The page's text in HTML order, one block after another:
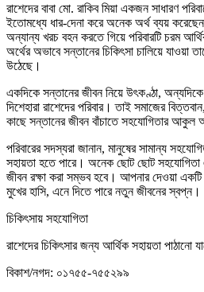
রাশেদের বাবা মো. রাকিব মিয়া একজন সাধারণ
ইতোমধ্যে ধার-দেনা করে অনেক অর্থ ব্যয়
অন্যান্য খরচ বহন করতে গিয়ে পরিবারটি চরম
অর্থের অভাবে সন্তানের চিকিৎসা চালিয়ে যাওয়া
উঠেছে।
একদিকে সন্তানের জীবন নিয়ে উৎকণ্ঠা,
দিশেহারা রাশেদের পরিবার। তাই সমাজের
কাছে সন্তানের জীবন বাঁচাতে সহযোগিতার আকুল
পরিবারের সদস্যরা জানান, মানুষের সামান্য
সহায়তা হতে পারে। অনেক ছোট ছোট
জীবন রক্ষা করা সম্ভব হবে। আপনার দেওয়া একটি
মুখের হাসি, এনে দিতে পারে নতুন জীবনের স্বপ্ন।
চিকিৎসায় সহযোগিতা
রাশেদের চিকিৎসার জন্য আর্থিক সহায়তা পাঠানো
বিকাশ/নগদ: ০১৭৫৫-৭৫৫২৯৯